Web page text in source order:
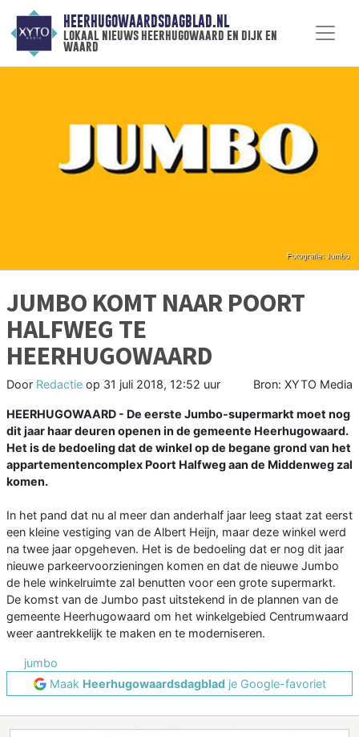
HEERHUGOWAARDSDAGBLAD.NL
lokaal nieuws heerhugowaard en dijk en
waard
JUMBO KOMT NAAR POORT
HALFWEG TE
HEERHUGOWAARD
Door Redactie op 31 juli 2018, 12:52 uur Bron: XYTO Media
HEERHUGOWAARD - De eerste Jumbo-supermarkt moet nog
dit jaar haar deuren openen in de gemeente Heerhugowaard.
Het is de bedoeling dat de winkel op de begane grond van het
appartementencomplex Poort Halfweg aan de Middenweg zal
komen.
In het pand dat nu al meer dan anderhalf jaar leeg staat zat eerst
een kleine vestiging van de Albert Heijn, maar deze winkel werd
na twee jaar opgeheven. Het is de bedoeling dat er nog dit jaar
nieuwe parkeervoorzieningen komen en dat de nieuwe Jumbo
de hele winkelruimte zal benutten voor een grote supermarkt.
De komst van de Jumbo past uitstekend in de plannen van de
gemeente Heerhugowaard om het winkelgebied Centrumwaard
weer aantrekkelijk te maken en te moderniseren.
jumbo
Maak Heerhugowaardsdagbladje Google-favoriet